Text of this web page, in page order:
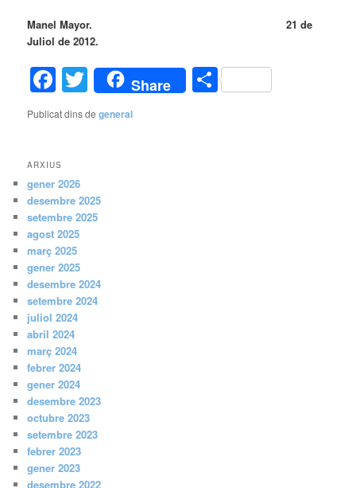
Manel Mayor. 21 de
Juliol de 2012.
Facebook
Twitter
Share Comparteix
Publicat dins de general
ARXIUS
gener 2026
desembre 2025
setembre 2025
agost 2025
març 2025
gener 2025
desembre 2024
setembre 2024
juliol 2024
abril 2024
març 2024
febrer 2024
gener 2024
desembre 2023
octubre 2023
setembre 2023
febrer 2023
gener 2023
desembre 2022